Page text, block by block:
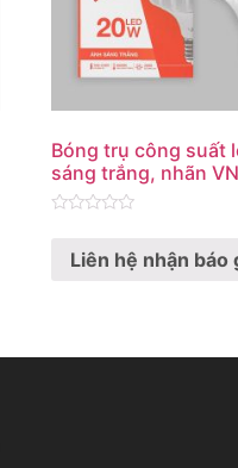
Bóng trụ công suất
sáng trắng, nhãn
outLiên hệ nhận báo